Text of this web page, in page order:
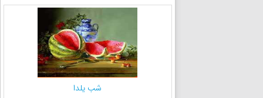
شب یلدا